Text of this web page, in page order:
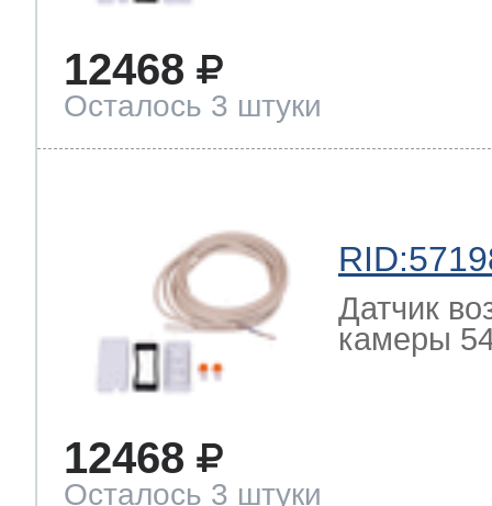
12468
Осталось 3 штуки
Датчик
камеры
12468
Осталось 3 штуки